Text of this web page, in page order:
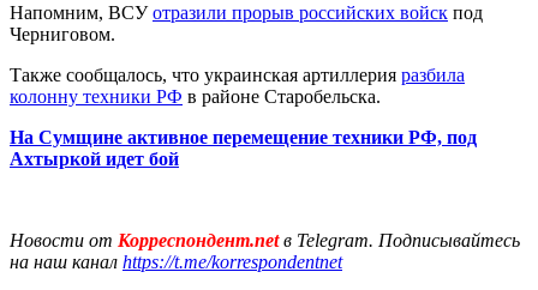
Напомним, ВСУотразили прорыв российских войск под
Черниговом.
Также сообщалось, что украинская артиллерия разбила
колонну техники РФ в районе Старобельска.
На Сумщине активное перемещение техники РФ, под
Ахтыркой идет бой
Новости от Корреспондент.netв Telegram. Подписывайтесь
на наш канал https://t.me/korrespondentnet